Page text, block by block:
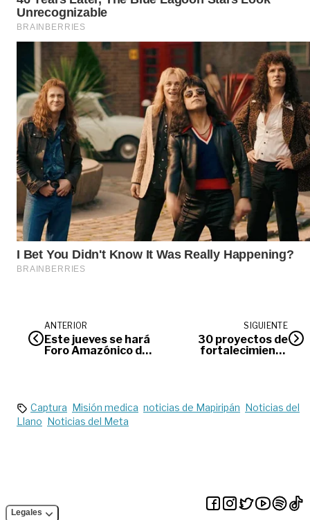
ANTERIOR
Este jueves se hará
Foro Amazónico de
SIGUIENTE
30 proyectos de
fortalecimiento
Captura Misión medica noticias de Mapiripán Noticias del
Llano Noticias del Meta
Legales